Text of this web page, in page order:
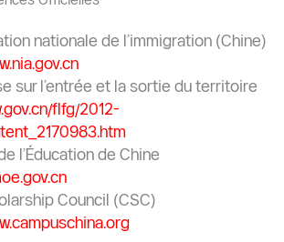
nationale de l’immigration (Chine)
sur l’entrée et la sortie du territoire
flfg/2012-
l’Éducation de Chine
Council (CSC)